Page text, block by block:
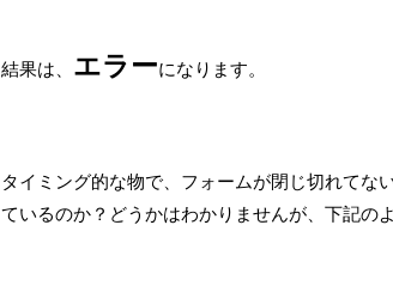
結果は、 エラーになります。
タイミング的な物で、フォームが閉じ切れてな
ているのか？どうかはわかりませんが、下記の